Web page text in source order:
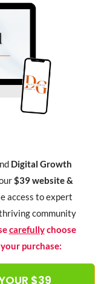
Digital Growth
$39 website &
access to expert
community
carefullychoose
purchase:
$39